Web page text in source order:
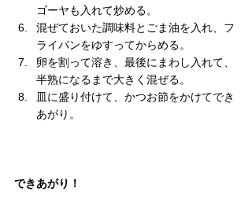
ゴーヤも入れて炒める。
混ぜておいた調味料とごま油を入れ、フ
ライパンをゆすってからめる。
卵を割って溶き、最後にまわし入れて、
半熟になるまで大きく混ぜる。
皿に盛り付けて、かつお節をかけてでき
あがり。
できあがり！